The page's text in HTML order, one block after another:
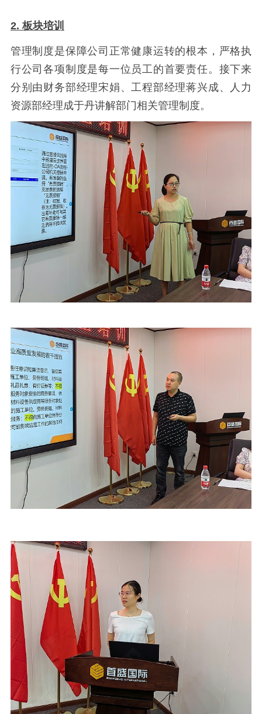
2. 板块培训
管理制度是保障公司正常健康运转的根本，严格执
行公司各项制度是每一位员工的首要责任。接下来
分别由财务部经理宋娟、工程部经理蒋兴成、人力
资源部经理成于丹讲解部门相关管理制度。